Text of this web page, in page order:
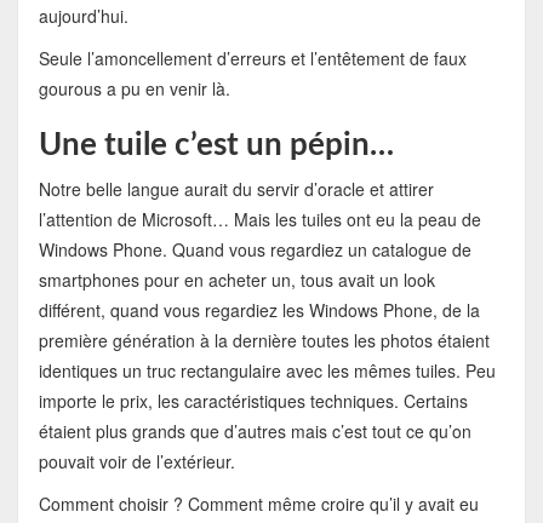
aujourd’hui.
Seule l’amoncellement d’erreurs et l’entêtement de faux
gourous a pu en venir là.
Une tuile c’est un pépin…
Notre belle langue aurait du servir d’oracle et attirer
l’attention de Microsoft… Mais les tuiles ont eu la peau de
Windows Phone. Quand vous regardiez un catalogue de
smartphones pour en acheter un, tous avait un look
différent, quand vous regardiez les Windows Phone, de la
première génération à la dernière toutes les photos étaient
identiques un truc rectangulaire avec les mêmes tuiles. Peu
importe le prix, les caractéristiques techniques. Certains
étaient plus grands que d’autres mais c’est tout ce qu’on
pouvait voir de l’extérieur.
Comment choisir ? Comment même croire qu’il y avait eu